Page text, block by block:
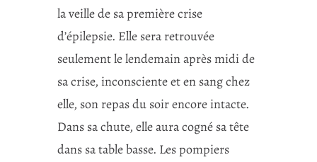
la veille de sa première crise
d’épilepsie. Elle sera retrouvée
seulement le lendemain après midi de
sa crise, inconsciente et en sang chez
elle, son repas du soir encore intacte.
Dans sa chute, elle aura cogné sa tête
dans sa table basse. Les pompiers